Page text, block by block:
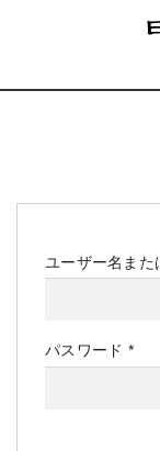
ユーザー名ま
パスワード *必
須